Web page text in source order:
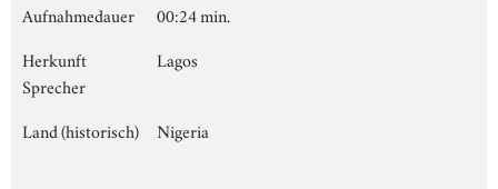
Aufnahmedauer
00:24 min.
Herkunft
Sprecher
Lagos
Land (historisch) Nigeria